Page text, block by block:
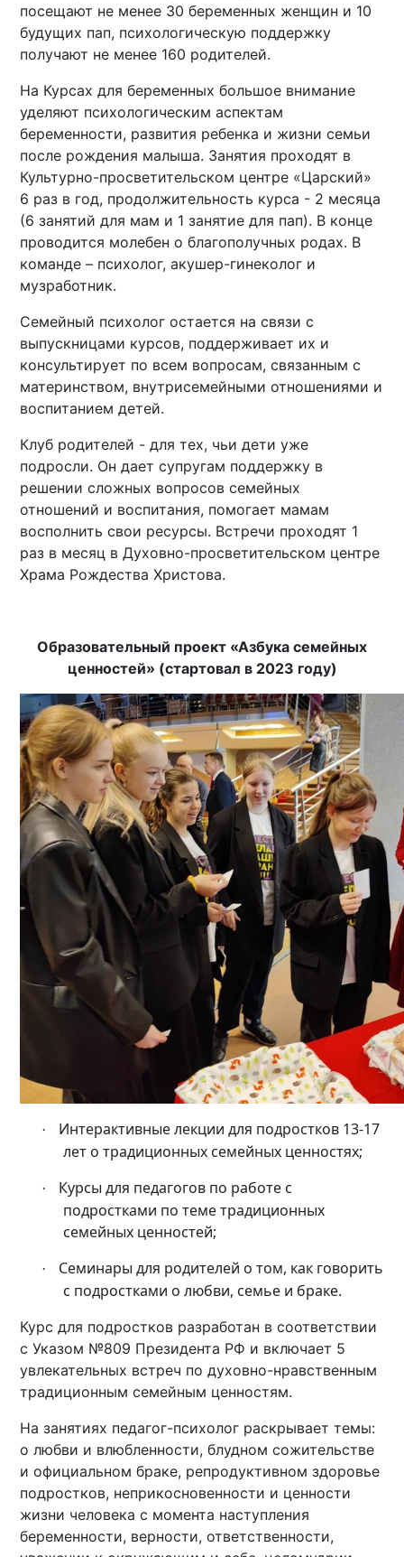
посещают не менее 30 беременных женщин и 10
будущих пап, психологическую поддержку
получают не менее 160 родителей.
На Курсах для беременных большое внимание
уделяют психологическим аспектам
беременности, развития ребенка и жизни семьи
после рождения малыша. Занятия проходят в
Культурно-просветительском центре «Царский»
6 раз в год, продолжительность курса - 2 месяца
(6 занятий для мам и 1 занятие для пап). В конце
проводится молебен о благополучных родах. В
команде – психолог, акушер-гинеколог и
музработник.
Семейный психолог остается на связи с
выпускницами курсов, поддерживает их и
консультирует по всем вопросам, связанным с
материнством, внутрисемейными отношениями и
воспитанием детей.
Клуб родителей - для тех, чьи дети уже
подросли. Ондает супругам поддержку в
решении сложных вопросов семейных
отношений и воспитания, помогает мамам
восполнить свои ресурсы. Встречи проходят 1
раз в месяц в Духовно-просветительском центре
Храма Рождества Христова.
Образовательный проект «Азбука семейных
ценностей» (стартовал в 2023 году)
·
Интерактивные лекции для подростков 13-17
лет о традиционных семейных ценностях;
·
Курсы для педагогов по работе с
подростками по теме традиционных
семейных ценностей;
·
Семинары для родителей о том, как говорить
с подростками о любви, семье и браке.
Курс для подростков разработан в соответствии
с Указом №809 Президента РФ и включает 5
увлекательных встреч по духовно-нравственным
традиционным семейным ценностям.
На занятиях педагог-психолог раскрывает темы:
о любви и влюбленности, блудном сожительстве
и официальном браке, репродуктивном здоровье
подростков, неприкосновенности и ценности
жизни человека с момента наступления
беременности, верности, ответственности,